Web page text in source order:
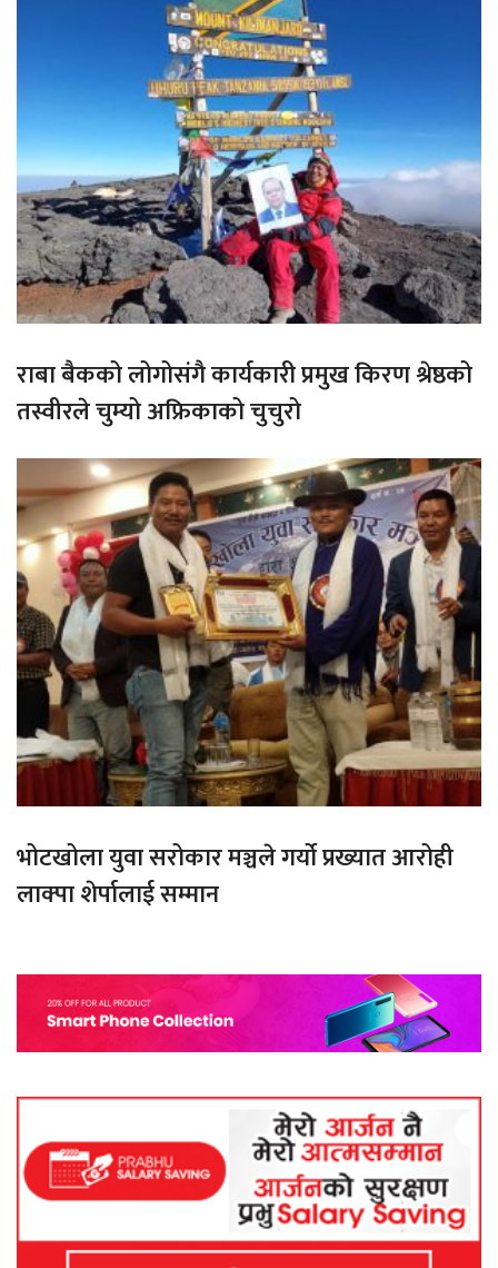
राबा बैकको लोगोसंगै कार्यकारी प्रमुख किरण श्रेष्ठको
तस्वीरले चुम्यो अफ्रिकाको चुचुरो
भोटखोला युवा सरोकार मञ्चले गर्यो प्रख्यात आरोही
लाक्पा शेर्पालाई सम्मान